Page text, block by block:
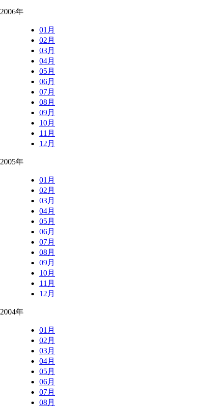
2006年
01月
02月
03月
04月
05月
06月
07月
08月
09月
10月
11月
12月
2005年
01月
02月
03月
04月
05月
06月
07月
08月
09月
10月
11月
12月
2004年
01月
02月
03月
04月
05月
06月
07月
08月